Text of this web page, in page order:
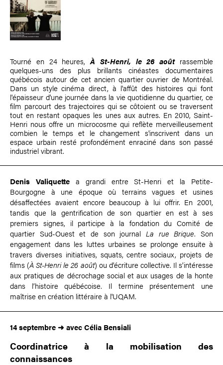
Tourné en 24 heures,À St-Henri, le 26 aoûtrassemble
quelques-uns des plus brillants cinéastes documentaires
québécois autour de cet ancien quartier ouvrier de Montréal.
Dans un style cinéma direct, à l'affût des histoires qui font
l'épaisseur d'une journée dans la vie quotidienne du quartier, ce
film parcourt des trajectoires qui se côtoient ou se traversent
tout en restant opaques les unes aux autres. En 2010, Saint-
Henri nous offre un microcosme qui reflète merveilleusement
combien le temps et le changement s'inscrivent dans un
espace urbain resté profondément enraciné dans son passé
industriel vibrant.
Denis Valiquettea grandi entre St-Henri et la Petite-
Bourgogne à une époque où terrains vagues et usines
désaffectées avaient encore beaucoup à lui offrir. En 2001,
tandis que la gentrification de son quartier en est à ses
premiers signes, il participe à la fondation du Comité de
quartier Sud-Ouest et de son journal La rue Brique. Son
engagement dans les luttes urbaines se prolonge ensuite à
travers diverses initiatives, squats, centre sociaux, projets de
films (À St-Henri le 26 août) ou d’écriture collective. Il s’intéresse
aux pratiques de décrochage social et aux usages de la honte
dans l’histoire québécoise. Il termine présentement une
maîtrise en création littéraire à l'UQAM.
14 septembre ➜ avecCélia Bensiali
Coordinatrice à la mobilisation des
connaissances